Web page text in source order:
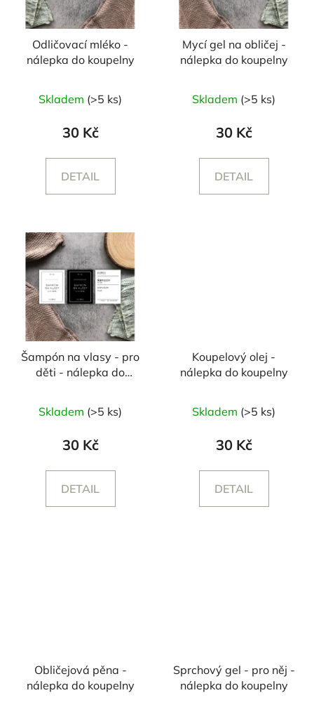
Odličovací mléko -
nálepka do koupelny
Skladem (>5 ks)
30 Kč
DETAIL
Mycí gel na obličej -
nálepka do koupelny
Skladem (>5 ks)
30 Kč
DETAIL
Šampón na vlasy - pro
děti - nálepka do
Skladem (>5 ks)
30 Kč
DETAIL
Koupelový olej -
nálepka do koupelny
Skladem (>5 ks)
30 Kč
DETAIL
Obličejová pěna -
nálepka do koupelny
Sprchový gel - pro něj -
nálepka do koupelny